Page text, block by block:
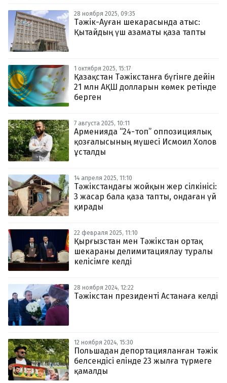
28 ноября 2025, 09:35
Тәжік-Ауған шекарасында атыс:
Қытайдың үш азаматы қаза тапты
1 октября 2025, 15:17
Қазақстан Тәжікстанға бүгінге дейін
21 млн АҚШ долларын көмек ретінде
берген
7 августа 2025, 10:11
Арменияда “24-топ” оппозициялық
қозғалысының мүшесі Исмоил Холов
ұсталды
14 апреля 2025, 11:10
Тәжікстандағы жойқын жер сілкінісі:
3 жасар бала қаза тапты, ондаған үй
қирады
22 февраля 2025, 11:10
Қырғызстан мен Тәжікстан ортақ
шекараны делимитациялау туралы
келісімге келді
28 ноября 2024, 12:22
Тәжікстан президенті Астанаға келді
12 ноября 2024, 15:30
Польшадан депортацияланған тәжік
белсендісі елінде 23 жылға түрмеге
қамалды